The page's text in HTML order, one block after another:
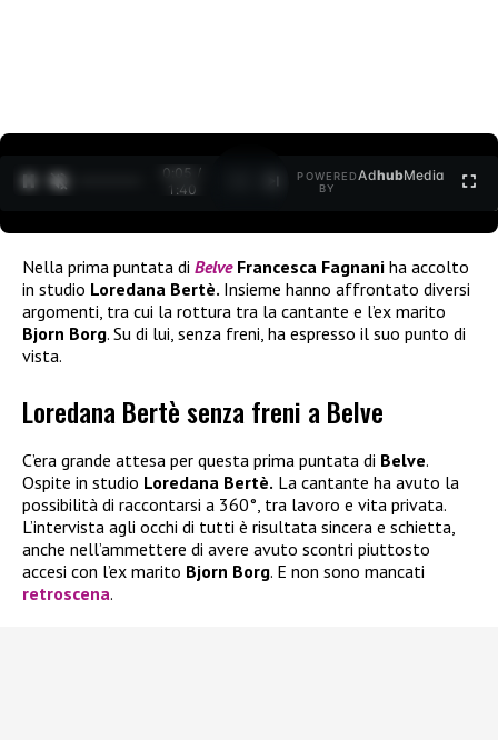
0:06 /
1:40
POWERED
BY
AdhubMedia
Nella prima puntata di Belve Francesca Fagnani ha accolto
in studio Loredana Bertè. Insieme hanno affrontato diversi
argomenti, tra cui la rottura tra la cantante e l’ex marito
Bjorn Borg. Su di lui, senza freni, ha espresso il suo punto di
vista.
Loredana Bertè senza freni a Belve
C’era grande attesa per questa prima puntata di Belve.
Ospite in studio Loredana Bertè. La cantante ha avuto la
possibilità di raccontarsi a 360°, tra lavoro e vita privata.
L’intervista agli occhi di tutti è risultata sincera e schietta,
anche nell’ammettere di avere avuto scontri piuttosto
accesi con l’ex marito Bjorn Borg. E non sono mancati
retroscena.